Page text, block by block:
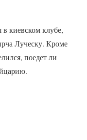
в киевском клубе,
Луческу. Кроме
поедет ли